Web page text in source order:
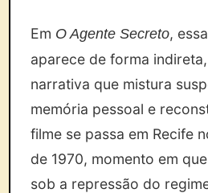
Em O Agente Secreto,
aparece de forma
narrativa que mistura
memória pessoal e
filme se passa em Recife
de 1970, momento em
sob a repressão do